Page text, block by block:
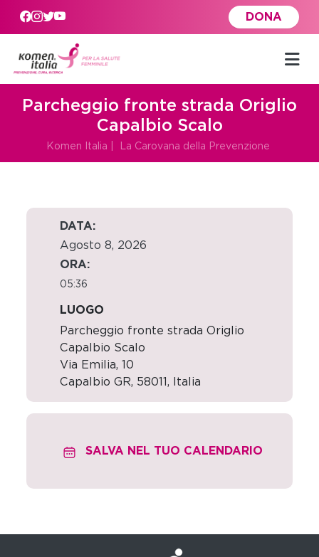
Skip to main content
DONA
Parcheggio fronte strada Origlio
Capalbio Scalo
Komen Italia La Carovana della Prevenzione
DATA:
Agosto 8, 2026
ORA:
05:36
LUOGO
Parcheggio fronte strada Origlio
Capalbio Scalo
Via Emilia, 10
Capalbio GR, 58011, Italia
SALVA NEL TUO CALENDARIO